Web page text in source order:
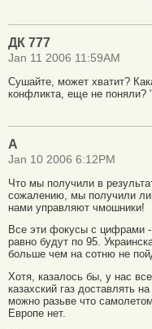
ДК 777
Jan 11 2006 11:59AM
Cушайте, может хватит?
конфликта, еще не поняли?
А
Jan 10 2006 6:12PM
Что мы получили в
сожалению, мы получили
нами управляют чмошники!
Все эти фокусы с цифрами -
равно будут по 95.
больше чем на сотню не
Хотя, казалось бы, у нас
казахский газ доставлять
можно разьве что
Европе нет.